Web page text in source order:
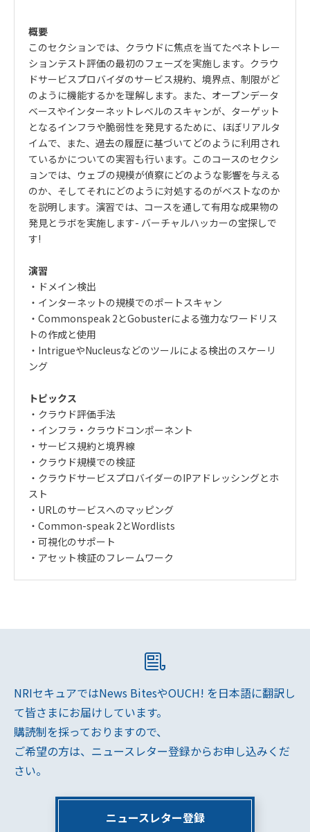
概要
このセクションでは、クラウドに焦点を当てたペネトレー
ションテスト評価の最初のフェーズを実施します。クラウ
ドサービスプロバイダのサービス規約、境界点、制限がど
のように機能するかを理解します。また、オープンデータ
ベースやインターネットレベルのスキャンが、ターゲット
となるインフラや脆弱性を発見するために、ほぼリアルタ
イムで、また、過去の履歴に基づいてどのように利用され
ているかについての実習も行います。このコースのセクシ
ョンでは、ウェブの規模が偵察にどのような影響を与える
のか、そしてそれにどのように対処するのがベストなのか
を説明します。演習では、コースを通して有用な成果物の
発見とラボを実施します- バーチャルハッカーの宝探しで
す!
演習
・ドメイン検出
・インターネットの規模でのポートスキャン
・Commonspeak 2とGobusterによる強力なワードリス
トの作成と使用
・IntrigueやNucleusなどのツールによる検出のスケーリ
ング
トピックス
・クラウド評価手法
・インフラ・クラウドコンポーネント
・サービス規約と境界線
・クラウド規模での検証
・クラウドサービスプロバイダーのIPアドレッシングとホ
スト
・URLのサービスへのマッピング
・Common-speak 2とWordlists
・可視化のサポート
・アセット検証のフレームワーク
NRIセキュアではNews BitesやOUCH! を日本語に翻訳し
て皆さまにお届けしています。
購読制を採っておりますので、
ご希望の方は、ニュースレター登録からお申し込みくだ
さい。
ニュースレター登録